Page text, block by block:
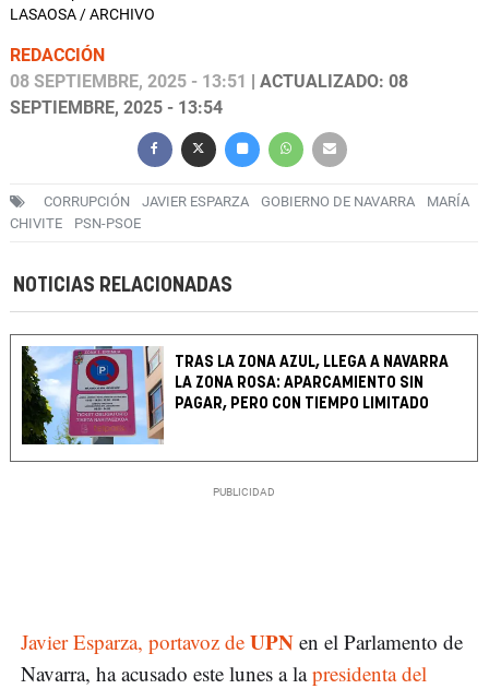
LASAOSA / ARCHIVO
REDACCIÓN
08 SEPTIEMBRE, 2025 - 13:51
| ACTUALIZADO: 08
SEPTIEMBRE, 2025 - 13:54
CORRUPCIÓN JAVIER ESPARZA GOBIERNO DE NAVARRA
MARÍA
CHIVITE
PSN-PSOE
NOTICIAS RELACIONADAS
TRAS LA ZONA AZUL, LLEGA A NAVARRA
LA ZONA ROSA: APARCAMIENTO SIN
PAGAR, PERO CON TIEMPO LIMITADO
Javier Esparza, portavoz de UPN en el Parlamento de
Navarra, ha acusado este lunes a lapresidenta del